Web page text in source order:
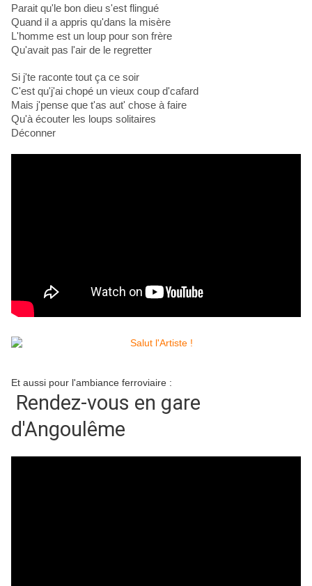
Parait qu'le bon dieu s'est flingué
Quand il a appris qu'dans la misère
L'homme est un loup pour son frère
Qu'avait pas l'air de le regretter
Si j'te raconte tout ça ce soir
C'est qu'j'ai chopé un vieux coup d'cafard
Mais j'pense que t'as aut' chose à faire
Qu'à écouter les loups solitaires
Déconner
Et aussi pour l'ambiance ferroviaire :
Rendez-vous en gare
d'Angoulême